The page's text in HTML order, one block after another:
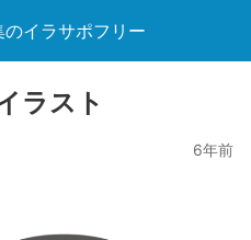
イラサポフリー
ラスト
6年前